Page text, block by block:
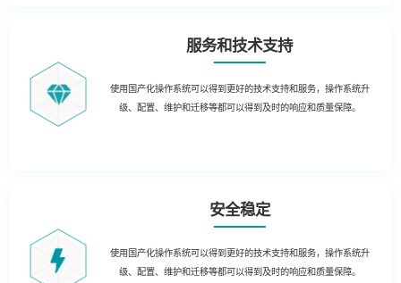
服务和技术支持
使用国产化操作系统可以得到更好的技术支持和服务，操作系统升
级、配置、维护和迁移等都可以得到及时的响应和质量保障。
安全稳定
使用国产化操作系统可以得到更好的技术支持和服务，操作系统升
级、配置、维护和迁移等都可以得到及时的响应和质量保障。